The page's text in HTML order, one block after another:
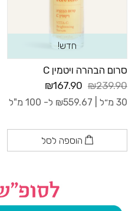
חדש!
סרום הבהרה ויטמין C
₪239.90
₪167.90
30 מ״ל | ₪559.67 ל- 100 מ"ל
הוספה לסל